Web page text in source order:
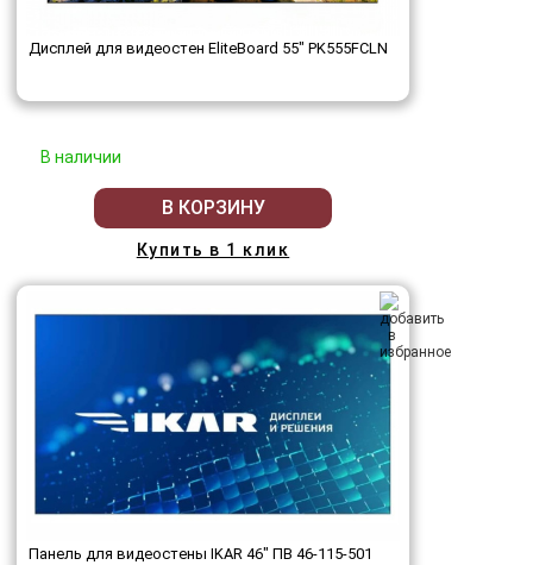
Дисплей для видеостен EliteBoard 55" PK555FCLN
В наличии
В КОРЗИНУ
Купить в 1 клик
Панель для видеостены IKAR 46" ПВ 46-115-501